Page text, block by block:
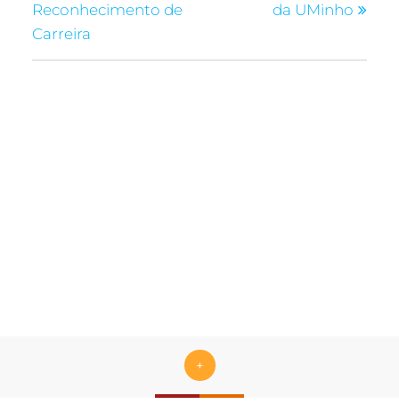
Reconhecimento de
Carreira
da UMinho
+